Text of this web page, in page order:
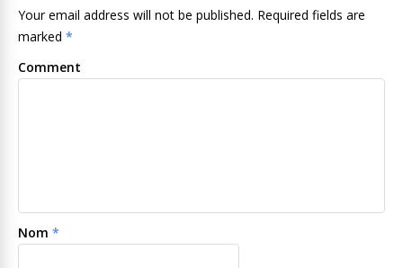
Your email address will not be published. Required fields are
marked *
Comment
Nom *